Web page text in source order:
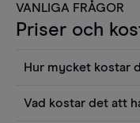
VANLIGA FRÅGOR
Priser och
Hur mycket kostar
Vad kostar det att